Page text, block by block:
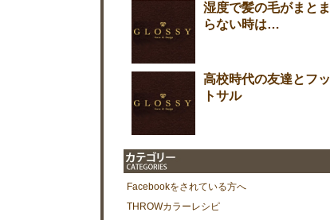
湿度で髪の毛がまとま
らない時は…
高校時代の友達とフッ
トサル
Facebookをされている方へ
THROWカラーレシピ